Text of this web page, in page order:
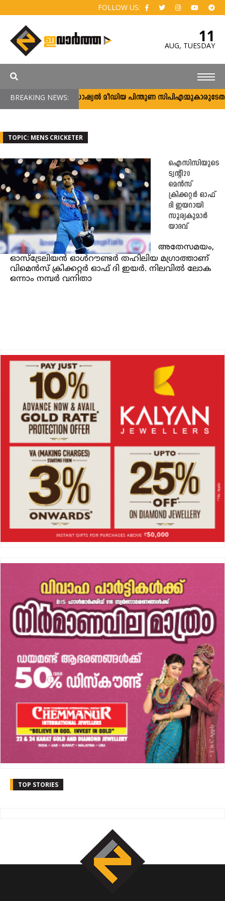
FOLLOW US:
11
AUG, TUESDAY
BREAKING NEWS:സോഷ്യൽ മീഡിയ പിന്തുണ
TOPIC: MENS CRICKETER
ഐസിസിയുടെ
ട്വന്റി20
മെന്‍സ്
ക്രിക്കറ്റര്‍ ഓഫ്
ദി ഇയറായി
സൂര്യകുമാര്‍
യാദവ്
അതേസമയം,
ഓസ്‌ട്രേലിയന്‍ ഓള്‍റൗണ്ടര്‍ തഹിലിയ മഗ്രാത്താണ്
വിമെന്‍സ് ക്രിക്കറ്റര്‍ ഓഫ് ദി ഇയര്‍. നിലവില്‍ ലോക
ഒന്നാം നമ്പര്‍ വനിതാ
TOP STORIES